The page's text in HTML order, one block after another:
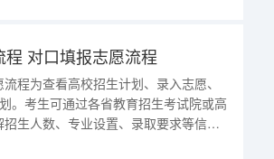
对口填报志愿流程
程为查看高校招生计划、录入志愿、
。考生可通过各省教育招生考试院或高
生人数、专业设置、录取要求等信
2、录入志愿。考生在填报时应根据自